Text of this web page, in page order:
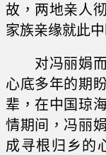
故，两地亲人
家族亲缘就此中
对冯丽娟而
心底多年的期
辈，在中国琼
情期间，冯丽
成寻根归乡的